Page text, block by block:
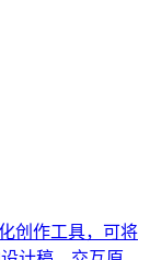
创作工具，可将